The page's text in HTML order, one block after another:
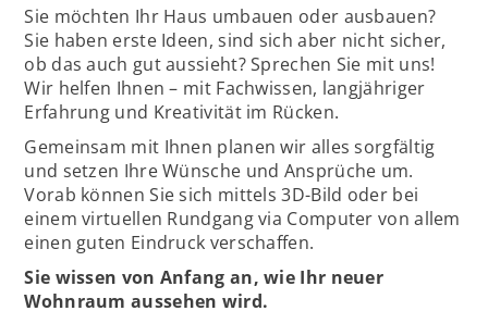
Sie möchten Ihr Haus umbauen oder ausbauen?
Sie haben erste Ideen, sind sich aber nicht sicher,
ob das auch gut aussieht? Sprechen Sie mit uns!
Wir helfen Ihnen – mit Fachwissen, langjähriger
Erfahrung und Kreativität im Rücken.
Gemeinsam mit Ihnen planen wir alles sorgfältig
und setzen Ihre Wünsche und Ansprüche um.
Vorab können Sie sich mittels 3D-Bild oder bei
einem virtuellen Rundgang via Computer von allem
einen guten Eindruck verschaffen.
Sie wissen von Anfang an, wie Ihr neuer
Wohnraum aussehen wird.